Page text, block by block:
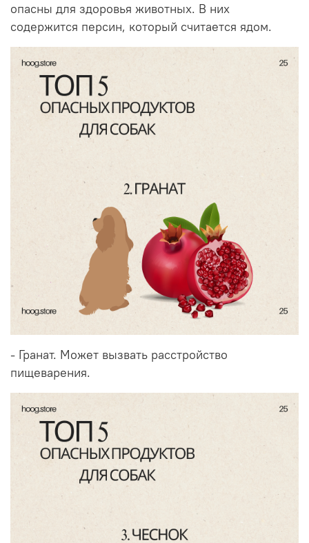
опасны для здоровья животных. В них
содержится персин, который считается ядом.
- Гранат. Может вызвать расстройство
пищеварения.